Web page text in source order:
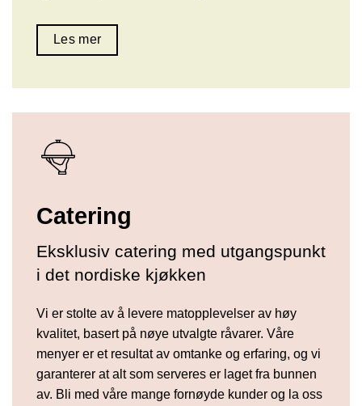
Les mer
Catering
Eksklusiv catering med utgangspunkt
i det nordiske kjøkken
Vi er stolte av å levere matopplevelser av høy
kvalitet, basert på nøye utvalgte råvarer. Våre
menyer er et resultat av omtanke og erfaring, og vi
garanterer at alt som serveres er laget fra bunnen
av. Bli med våre mange fornøyde kunder og la oss